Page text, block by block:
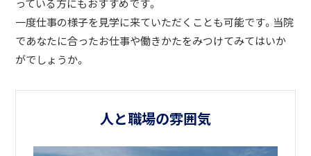
っている方にもおすすめです。
一度仕事の様子を見学に来ていただくことも可能です。当院
であなたに合ったお仕事や働きかたをみつけてみてはいか
がでしょうか。
人と職場の雰囲気